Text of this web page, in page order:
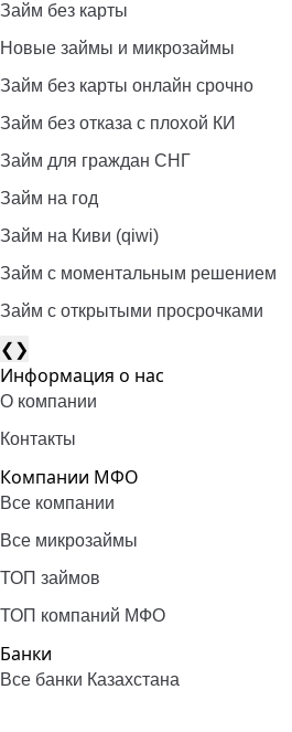
Займ без карты
Новые займы и микрозаймы
Займ без карты онлайн срочно
Займ без отказа с плохой КИ
Займ для граждан СНГ
Займ на год
Займ на Киви (qiwi)
Займ c моментальным решением
Займ с открытыми просрочками
❮❯
Информация о нас
О компании
Контакты
Компании МФО
Все компании
Все микрозаймы
ТОП займов
ТОП компаний МФО
Банки
Все банки Казахстана